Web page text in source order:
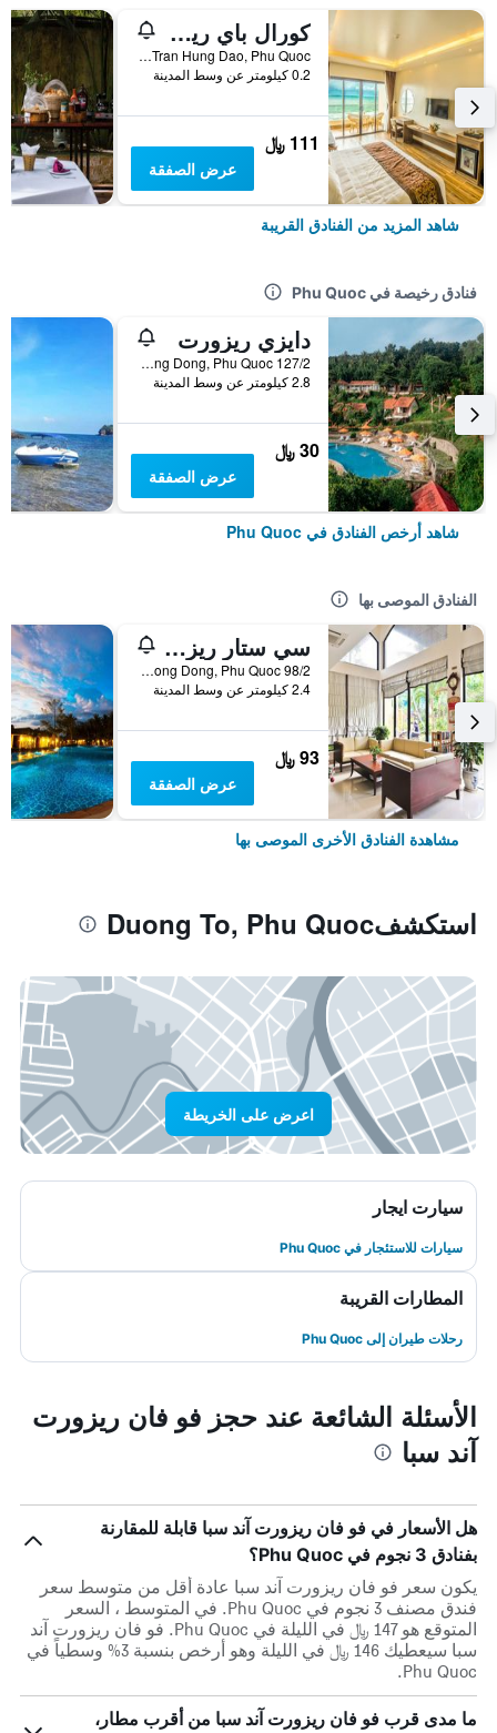
كورال باي ريزورت
Hamlet 8, Tran Hung Dao, Phu Quoc, فيتنام
0.2 كيلومتر عن وسط المدينة
111 ﷼
عرض الصفقة
شاهد المزيد من الفنادق القريبة
فنادق رخيصة في Phu Quoc
دايزي ريزورت
127/2 Tran Hung Dao, TT. Duong Dong, Phu Quoc, فيتنام
2.8 كيلومتر عن وسط المدينة
30 ﷼
عرض الصفقة
شاهد أرخص الفنادق في Phu Quoc
الفنادق الموصى بها
سي ستار ريزورت فو كواك
98/2 Tran Hung Dao Str, Duong Dong, Phu Quoc, فيتنام
2.4 كيلومتر عن وسط المدينة
93 ﷼
عرض الصفقة
مشاهدة الفنادق الأخرى الموصى بها
استكشفDuong To, Phu Quoc
اعرض على الخريطة
سيارت ايجار
سيارات للاستئجار في Phu Quoc
المطارات القريبة
رحلات طيران إلى Phu Quoc
الأسئلة الشائعة عند حجز فو فان ريزورت
آند سبا
هل الأسعار في فو فان ريزورت آند سبا قابلة للمقارنة
بفنادق 3 نجوم في Phu Quoc؟
يكون سعر فو فان ريزورت آند سبا عادة أقل من متوسط ​​سعر
فندق مصنف 3 نجوم في Phu Quoc. في المتوسط ، السعر
المتوقع هو 147 ﷼ في الليلة في Phu Quoc. فو فان ريزورت آند
سبا سيعطيك 146 ﷼ في الليلة وهو أرخص بنسبة 3% وسطياً في
Phu Quoc.
ما مدى قرب فو فان ريزورت آند سبا من أقرب مطار،